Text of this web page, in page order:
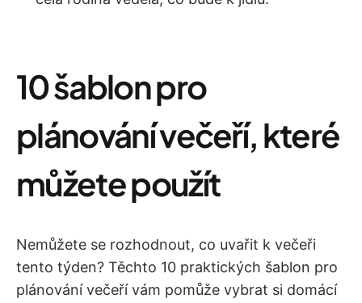
10 šablon pro
plánování večeří, které
můžete použít
Nemůžete se rozhodnout, co uvařit k večeři
tento týden? Těchto 10 praktických šablon pro
plánování večeří vám pomůže vybrat si domácí